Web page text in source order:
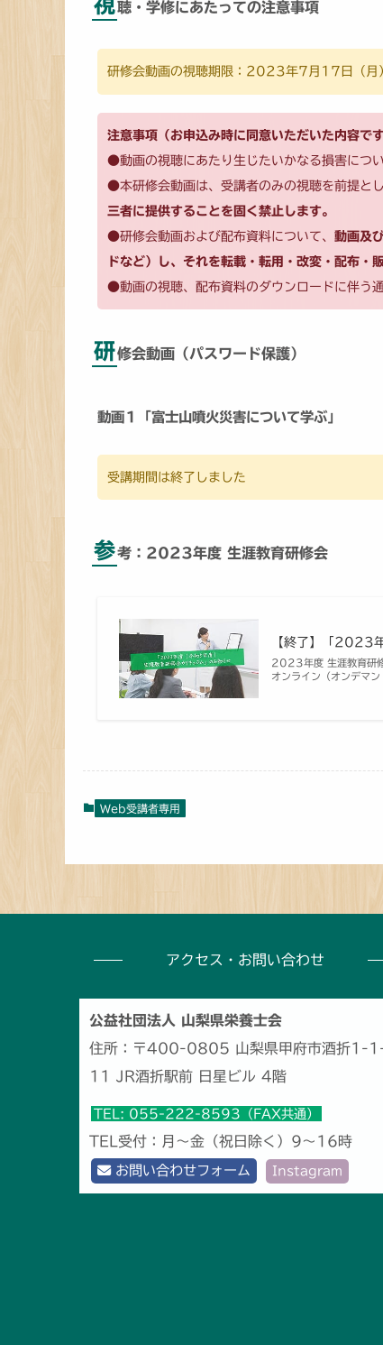
視聴・学修にあたっての注意事項
研修会動画の視聴期限：2023年7月17日（
注意事項（お申込み時に同意いただいた内容で
●動画の視聴にあたり生じたいかなる損害につ
●本研修会動画は、受講者のみの視聴を前提と
三者に提供することを固く禁止します。
●研修会動画および配布資料について、動画及
ドなど）し、それを転載・転用・改変・配布・
●動画の視聴、配布資料のダウンロードに伴う
研修会動画（パスワード保護）
動画１「富士山噴火災害について学ぶ」
受講期間は終了しました
参考：2023年度 生涯教育研修会
【終了】「2023
2023年度 生涯教育研
オンライン（オンデマ
Web受講者専用
アクセス・お問い合わせ
公益社団法人 山梨県栄養士会
住所：〒400-0805 山梨県甲府市酒折1-
11 JR酒折駅前 日星ビル 4階
TEL: 055-222-8593（FAX共通）
TEL受付：月～金（祝日除く）9～16時
お問い合わせフォーム Instagram